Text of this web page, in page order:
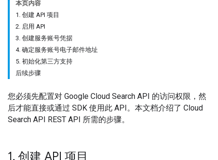
本页内容
1. 创建 API 项目
2. 启用 API
3. 创建服务账号凭据
4. 确定服务账号电子邮件地址
5. 初始化第三方支持
后续步骤
您必须先配置对 Google Cloud Search API 的访问权限，然
后才能直接或通过 SDK 使用此 API。本文档介绍了 Cloud
Search API REST API 所需的步骤。
1. 创建 API 项目